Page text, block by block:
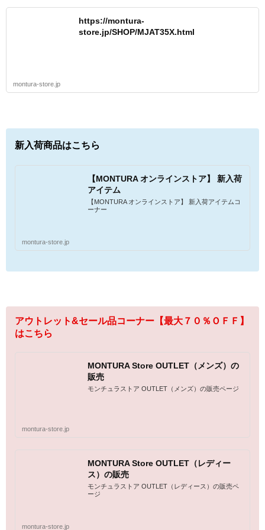
https://montura-
store.jp/SHOP/MJAT35X.html
montura-store.jp
新入荷商品はこちら
【MONTURA オンラインストア】 新入荷
アイテム
【MONTURA オンラインストア】 新入荷アイテムコ
ーナー
montura-store.jp
アウトレット&セール品コーナー【最大７０％ＯＦＦ】
はこちら
MONTURA Store OUTLET（メンズ）の
販売
モンチュラストア OUTLET（メンズ）の販売ページ
montura-store.jp
MONTURA Store OUTLET（レディー
ス）の販売
モンチュラストア OUTLET（レディース）の販売ペ
ージ
montura-store.jp